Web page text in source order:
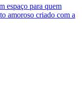
espaço para quem
amoroso criado com a